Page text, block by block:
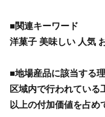
■関連キーワード
洋菓子 美味しい 人気
■地場産品に該当する
区域内で行われている
以上の付加価値を占め